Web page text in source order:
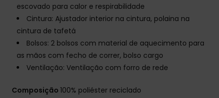
escovado para calor e respirabilidade
Cintura: Ajustador interior na cintura, polaina na
cintura de tafetá
Bolsos: 2 bolsos com material de aquecimento para
as mãos com fecho de correr, bolso cargo
Ventilação: Ventilação com forro de rede
Composição 100% poliéster reciclado